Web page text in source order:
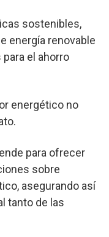
sostenibles,
energía renovable
el ahorro
energético no
para ofrecer
sobre
asegurando así
tanto de las